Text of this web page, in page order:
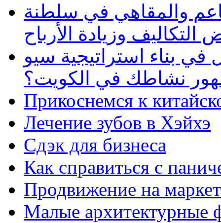
والمقاهي في سلطنة
وزيادة الأرباح
بناء استراتيجية سيو
نشاطك في الكويت؟
Прикоснемся к
Лечение зубов в Хэйхэ
Сдэк для бизнеса
Как справиться с
Продвижение на
Малые архитектурные